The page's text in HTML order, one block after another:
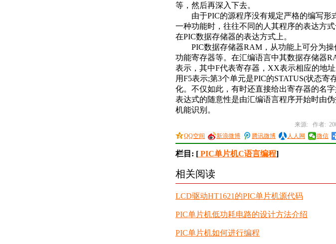
等，然后再深入下去。
由于PIC的源程序没有规定严格的编写形
一种功能时，往往不同的人其程序的表达方
在PIC数据存储器的表达方式上。
PIC数据存储器RAM，从功能上可分为操
功能寄存器等。在汇编语言中其数据存储器
表示，其中F代表寄存器，XX表示相应的地
用F5表示;第3个单元是PIC的STATUS(状态
化。不仅如此，有时还直接给出寄存器的名
表达式的随意性是由汇编语言程序开始时由
机能识别。
来源: 作者:
QQ空间
新浪微博 腾讯微博 人人网 微信
栏目: [ PIC单片机C语言编程]
相关阅读
LCD驱动HT1621的PIC单片机源代码
PIC单片机低功耗电路的设计方法介绍
PIC单片机如何进行编程